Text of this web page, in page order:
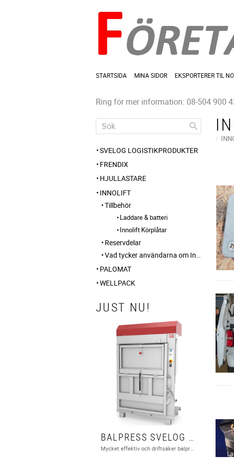
STARTSIDA MINA SIDOR EKSPORTERER TIL
Ring för mer information: 08-504 900
SVELOG LOGISTIKPRODUKTER
FRENDIX
HJULLASTARE
INNOLIFT
Tillbehör
Laddare & batteri
Innolift Körplåtar
Reservdelar
Vad tycker användarna om Innolift?
PALOMAT
WELLPACK
JUST NU!
BALPRESS SVELOG 60
Mycket effektiv och driftsäker balpress lämplig för well & kartong, plastfilm och annat material som kan hanteras i balform.